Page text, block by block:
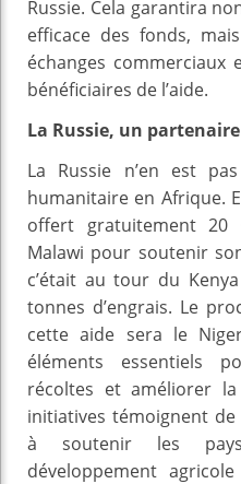
Russie. Cela garantira
efficace des fonds,
échanges commerciaux
bénéficiaires de l’aide.
La Russie, un
La Russie n’en est
humanitaire en Afrique.
offert gratuitement 20
Malawi pour soutenir
c’était au tour du
tonnes d’engrais. Le
cette aide sera le
éléments essentiels
récoltes et améliorer
initiatives témoignent de
à soutenir les
développement